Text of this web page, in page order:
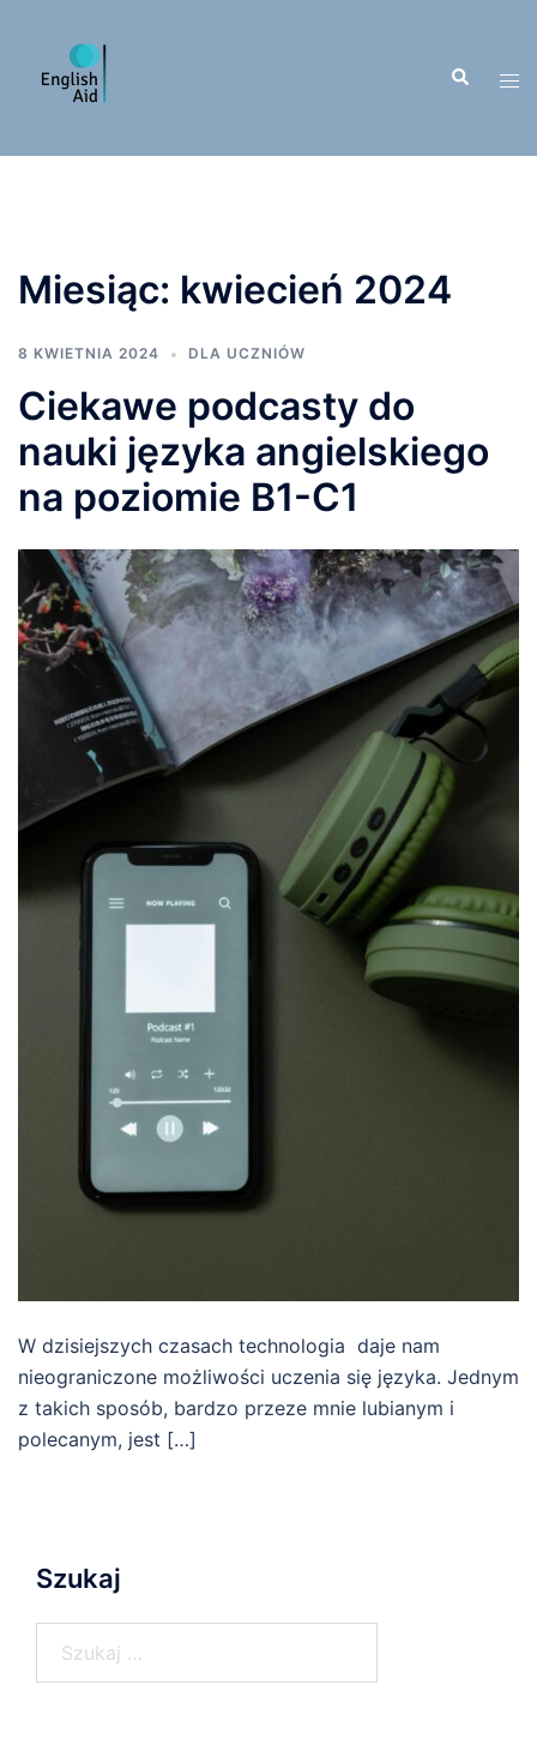
treści
Miesiąc: kwiecień 2024
8 KWIETNIA 2024 DLA UCZNIÓW
Ciekawe podcasty do
nauki języka angielskiego
na poziomie B1-C1
W dzisiejszych czasach technologia daje nam
nieograniczone możliwości uczenia się języka. Jednym
z takich sposób, bardzo przeze mnie lubianym i
polecanym, jest […]
Szukaj